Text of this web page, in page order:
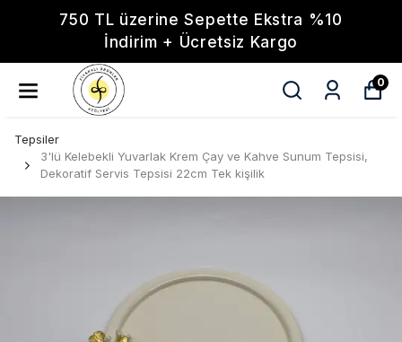
750 TL üzerine Sepette Ekstra %10
İndirim + Ücretsiz Kargo
0
Tepsiler
3'lü Kelebekli Yuvarlak Krem Çay ve Kahve Sunum Tepsisi,
Dekoratif Servis Tepsisi 22cm Tek kişilik